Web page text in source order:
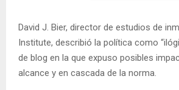
David J. Bier, director de estudios de
Institute, describió la política como
de blog en la que expuso posibles
alcance y en cascada de la norma.